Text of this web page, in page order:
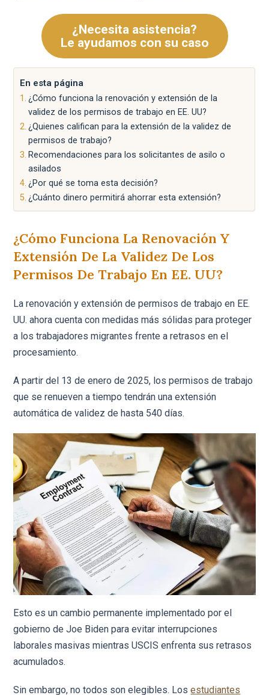
¿Necesita asistencia?
Le ayudamos con su caso
En esta página
¿Cómo funciona la renovación y extensión de la
validez de los permisos de trabajo en EE. UU?
¿Quienes califican para la extensión de la validez de
permisos de trabajo?
Recomendaciones para los solicitantes de asilo o
asilados
¿Por qué se toma esta decisión?
¿Cuánto dinero permitirá ahorrar esta extensión?
¿Cómo Funciona La Renovación Y
Extensión De La Validez De Los
Permisos De Trabajo En EE. UU?
La renovación y extensión de permisos de trabajo en EE.
UU. ahora cuenta con medidas más sólidas para proteger
a los trabajadores migrantes frente a retrasos en el
procesamiento.
A partir del 13 de enero de 2025, los permisos de trabajo
que se renueven a tiempo tendrán una extensión
automática de validez de hasta 540 días.
Esto es un cambio permanente implementado por el
gobierno de Joe Biden para evitar interrupciones
laborales masivas mientras USCIS enfrenta sus retrasos
acumulados.
Sin embargo, no todos son elegibles. Losestudiantes